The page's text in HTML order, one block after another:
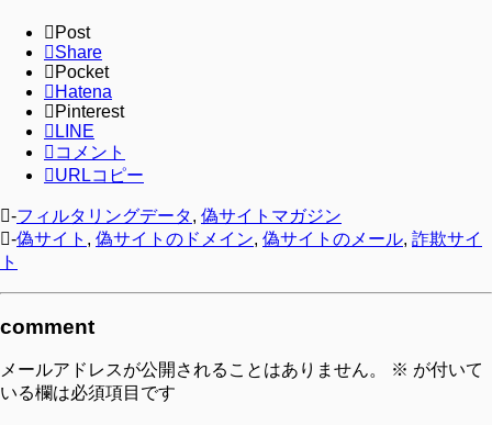
Post
Share
Pocket
Hatena
Pinterest
LINE
コメント
URLコピー
-フィルタリングデータ, 偽サイトマガジン
-偽サイト , 偽サイトのドメイン, 偽サイトのメール, 詐欺サイ
ト
comment
メールアドレスが公開されることはありません。 ※ が付いて
いる欄は必須項目です